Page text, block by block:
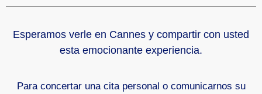
Esperamos verle en Cannes y compartir con usted
esta emocionante experiencia.
Para concertar una cita personal o comunicarnos su